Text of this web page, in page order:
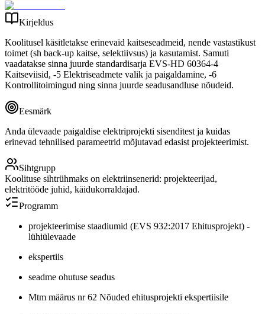
Kirjeldus
Koolitusel käsitletakse erinevaid kaitseseadmeid, nende vastastikust
toimet (sh back-up kaitse, selektiivsus) ja kasutamist. Samuti
vaadatakse sinna juurde standardisarja EVS-HD 60364-4
Kaitseviisid, -5 Elektriseadmete valik ja paigaldamine, -6
Kontrollitoimingud ning sinna juurde seadusandluse nõudeid.
Eesmärk
Anda ülevaade paigaldise elektriprojekti sisenditest ja kuidas
erinevad tehnilised parameetrid mõjutavad edasist projekteerimist.
Sihtgrupp
Koolituse sihtrühmaks on elektriinsenerid: projekteerijad,
elektritööde juhid, käidukorraldajad.
Programm
projekteerimise staadiumid (EVS 932:2017 Ehitusprojekt) -
lühiülevaade
ekspertiis
seadme ohutuse seadus
Mtm määrus nr 62 Nõuded ehitusprojekti ekspertiisile